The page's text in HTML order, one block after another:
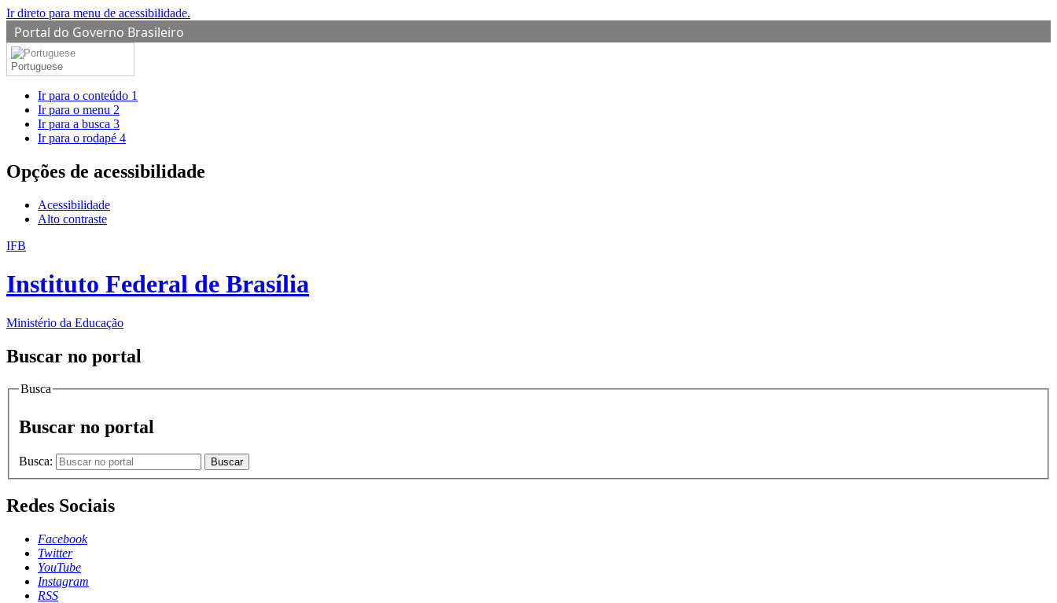
Ir direto para menu de acessibilidade.
Portal do Governo Brasileiro
Portuguese
Ir para o conteúdo 1
Ir para o menu 2
Ir para a busca 3
Ir para o rodapé 4
Opções de acessibilidade
Acessibilidade
Alto contraste
IFB
Instituto Federal de Brasília
Ministério da Educação
Buscar no portal
Busca
Buscar no portal
Busca: Buscar
Redes Sociais
Facebook
Twitter
YouTube
Instagram
RSS